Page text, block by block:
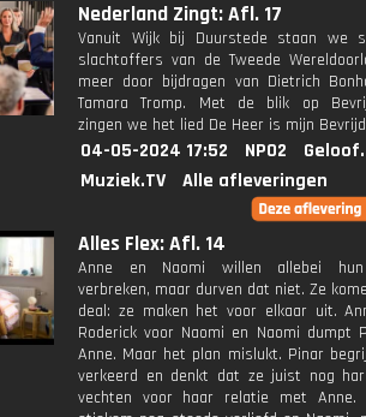
Nederland Zingt: Afl. 17
Vanuit Wijk bij Duurstede staan we
slachtoffers van de Tweede
meer door bijdragen van Dietrich
Tamara Tromp. Met de blik op
zingen we het lied De Heer is mijn
04-05-2024 17:52 NPO2
Muziek.TV
Alle afleveringen
Alles Flex: Afl. 14
Anne en Naomi willen allebei
verbreken, maar durven dat niet. Ze
deal: ze maken het voor elkaar uit.
Roderick voor Naomi en Naomi dumpt
Anne. Maar het plan mislukt. Pinar
verkeerd en denkt dat ze juist nog
vechten voor haar relatie met Anne.